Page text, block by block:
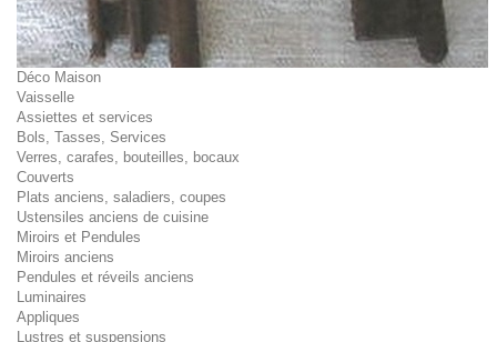
Déco Maison
Vaisselle
Assiettes et services
Bols, Tasses, Services
Verres, carafes, bouteilles, bocaux
Couverts
Plats anciens, saladiers, coupes
Ustensiles anciens de cuisine
Miroirs et Pendules
Miroirs anciens
Pendules et réveils anciens
Luminaires
Appliques
Lustres et suspensions